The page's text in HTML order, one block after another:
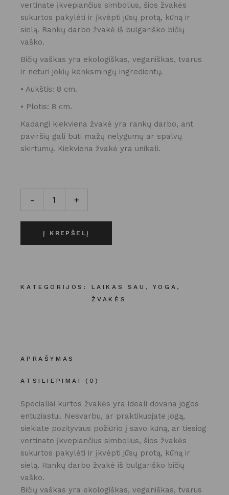
vertinate įkvepiančius simbolius, šios žvakės
sukurtos pakylėti ir įkvėpti jūsų protą, kūną ir
sielą. Rankų darbo žvakė iš bulgariško bičių
vaško.
Bičių vaškas yra ekologiškas, veganiškas, tvarus
ir neturi jokių kenksmingų ingredientų.
• Aukštis: 8 cm.
• Plotis: 8 cm.
Kadangi kiekviena žvakė yra rankų darbo, ant
paviršių gali būti mažų nelygumų ar spalvų
skirtumų. Kiekviena žvakė yra unikali.
BIČIŲ VAŠKO ŽVAKĖ | LOTUS GIRL kiekis
- +
Į KREPŠELĮ
KATEGORIJOS: LAIKAS SAU , YOGA ,
ŽVAKĖS
APRAŠYMAS
ATSILIEPIMAI (0)
Specialiai kurtos žvakės yra ideali dovana jogos
entuziastui. Nesvarbu, ar praktikuojate jogą,
siekiate pozityvaus požiūrio į savo kūną, ar tiesiog
vertinate įkvepiančius simbolius, šios žvakės
sukurtos pakylėti ir įkvėpti jūsų protą, kūną ir
sielą. Rankų darbo žvakė iš bulgariško bičių
vaško.
Bičių vaškas yra ekologiškas, veganiškas, tvarus